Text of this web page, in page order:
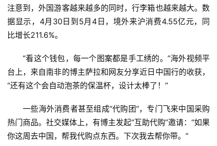
注意到，外国游客越来越多的同时，行李箱也越来越大。数
据显示，4月30日到5月4日，境外来沪消费4.55亿元，同
比增长211.6%。
“看这个钱包，每一个图案都是手工绣的。”海外视频平
台上，来自南非的博主萨拉和网友分享近日中国行的收获，
“还有这个会自动泡茶的保温杯，设计太棒了！”
一些海外消费者甚至组成“代购团”，专门飞来中国采购
热门商品。社交媒体上，有博主发起“互助代购”邀请：“如果
你这周去中国，帮我代购点东西。下次我去帮你带。”